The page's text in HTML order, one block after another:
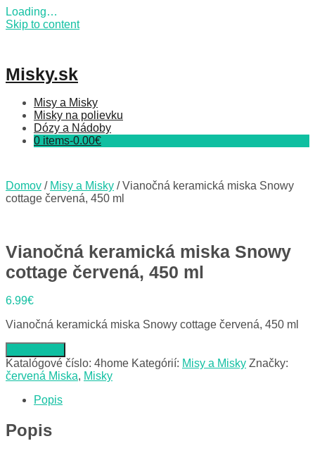
Loading…
Skip to content
Misky.sk
Misy a Misky
Misky na polievku
Dózy a Nádoby
0 items-0.00€
Domov / Misy a Misky / Vianočná keramická miska Snowy
cottage červená, 450 ml
Vianočná keramická miska Snowy
cottage červená, 450 ml
6.99€
Vianočná keramická miska Snowy cottage červená, 450 ml
Katalógové číslo: 4home Kategórií: Misy a Misky Značky:
červená Miska, Misky
Popis
Popis